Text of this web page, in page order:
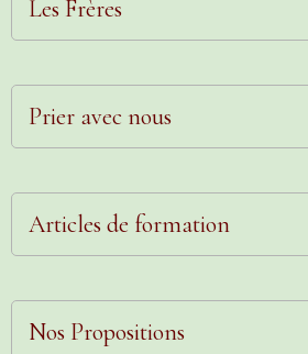
Les Frères
Prier avec nous
Articles de formation
Nos Propositions